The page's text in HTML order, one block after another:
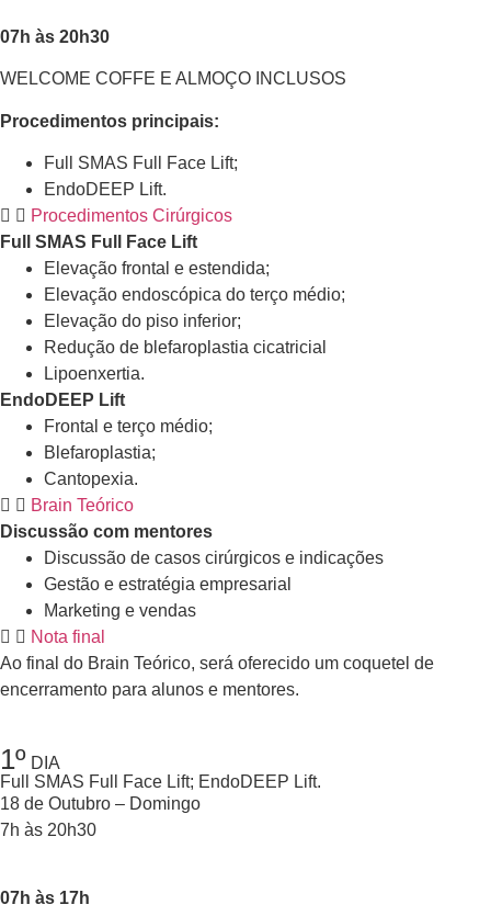
07h às 20h30
WELCOME COFFE E ALMOÇO INCLUSOS
Procedimentos principais:
Full SMAS Full Face Lift;
EndoDEEP Lift.
Procedimentos Cirúrgicos
Full SMAS Full Face Lift
Elevação frontal e estendida;
Elevação endoscópica do terço médio;
Elevação do piso inferior;
Redução de blefaroplastia cicatricial
Lipoenxertia.
EndoDEEP Lift
Frontal e terço médio;
Blefaroplastia;
Cantopexia.
Brain Teórico
Discussão com mentores
Discussão de casos cirúrgicos e indicações
Gestão e estratégia empresarial
Marketing e vendas
Nota final
Ao final do Brain Teórico, será oferecido um coquetel de
encerramento para alunos e mentores.
1º DIA
Full SMAS Full Face Lift; EndoDEEP Lift.
18 de Outubro – Domingo
7h às 20h30
07h às 17h